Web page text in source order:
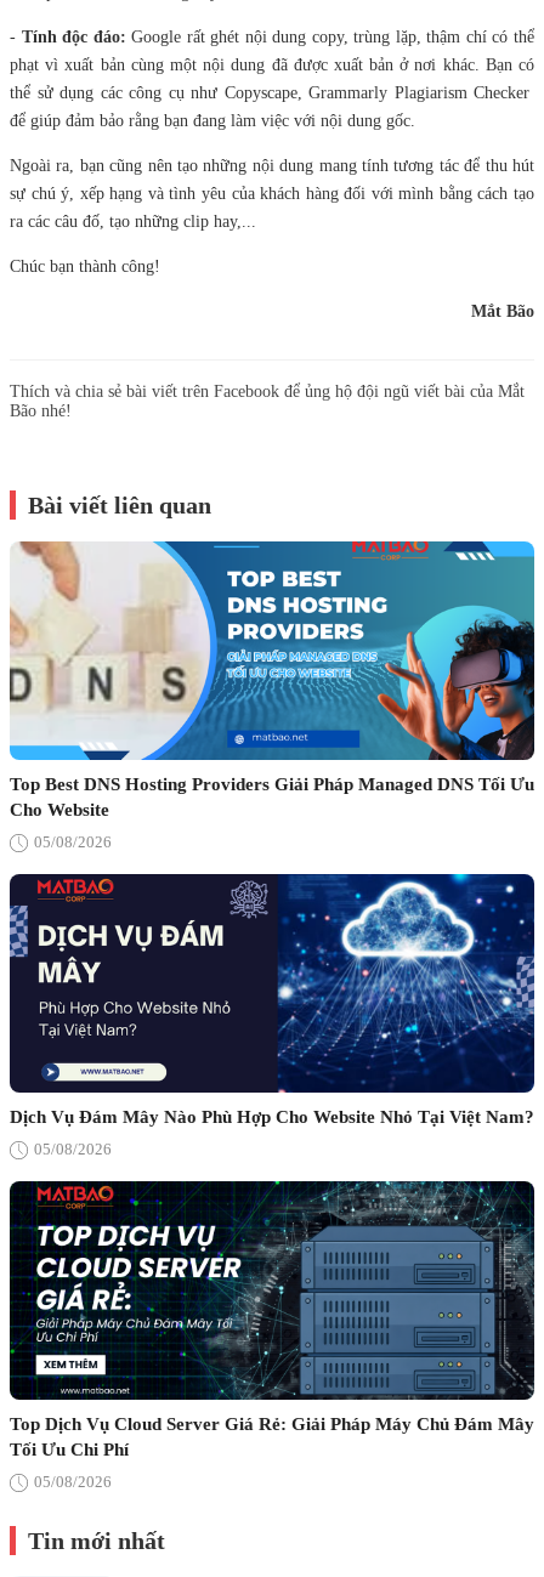
- Tính độc đáo:Google rất ghét nội dung copy, trùng lặp, thậm chí có thể
phạt vì xuất bản cùng một nội dung đã được xuất bản ở nơi khác. Bạn có
thể sử dụng các công cụ như Copyscape, Grammarly Plagiarism Checker
để giúp đảm bảo rằng bạn đang làm việc với nội dung gốc.
Ngoài ra, bạn cũng nên tạo những nội dung mang tính tương tác để thu hút
sự chú ý, xếp hạng và tình yêu của khách hàng đối với mình bằng cách tạo
ra các câu đố, tạo những clip hay,...
Chúc bạn thành công!
Mắt Bão
Thích và chia sẻ bài viết trên Facebook để ủng hộ đội ngũ viết bài của Mắt
Bão nhé!
Bài viết liên quan
Top Best DNS Hosting Providers Giải Pháp Managed DNS Tối Ưu
Cho Website
05/08/2026
Dịch Vụ Đám Mây Nào Phù Hợp Cho Website Nhỏ Tại Việt Nam?
05/08/2026
Top Dịch Vụ Cloud Server Giá Rẻ: Giải Pháp Máy Chủ Đám Mây
Tối Ưu Chi Phí
05/08/2026
Tin mới nhất